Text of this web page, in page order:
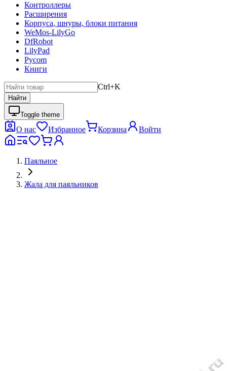
Контроллеры
Расширения
Корпуса, шнуры, блоки питания
WeMos-LilyGo
DfRobot
LilyPad
Pycom
Книги
Ctrl+K
Найти
Toggle theme
О нас Избранное Корзина Войти
Паяльное
Жала для паяльников